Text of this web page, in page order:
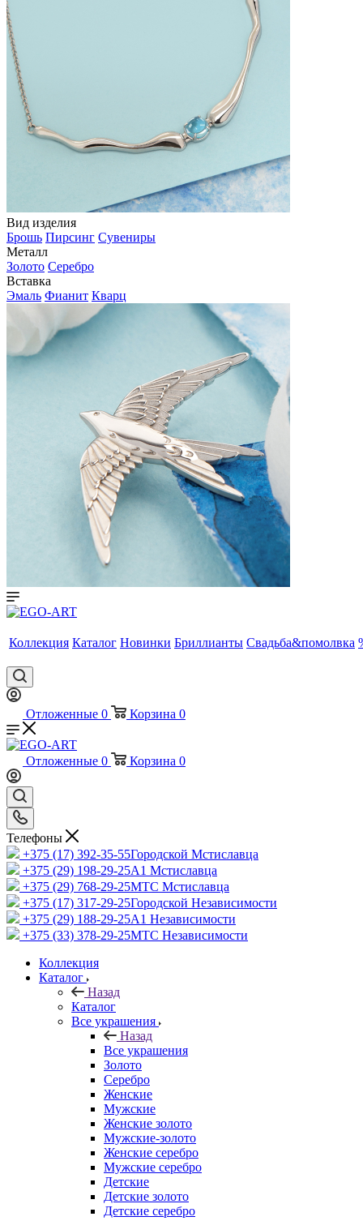
Вид изделия
Брошь Пирсинг Сувениры
Металл
Золото Серебро
Вставка
Эмаль Фианит Кварц
Коллекция Каталог Новинки Бриллианты Свадьба&помолвка
Отложенные 0 Корзина 0
Отложенные 0 Корзина 0
Телефоны
+375 (17) 392-35-55Городской Мстиславца
+375 (29) 198-29-25A1 Мстиславца
+375 (29) 768-29-25МТС Мстиславца
+375 (17) 317-29-25Городской Независимости
+375 (29) 188-29-25A1 Независимости
+375 (33) 378-29-25МТС Независимости
Коллекция
Каталог
Назад
Каталог
Все украшения
Назад
Все украшения
Золото
Серебро
Женские
Мужские
Женские золото
Мужские-золото
Женские серебро
Мужские серебро
Детские
Детские золото
Детские серебро